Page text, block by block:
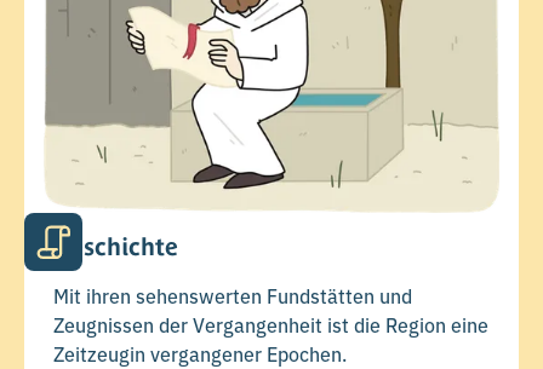
Geschichte
Mit ihren sehenswerten Fundstätten und
Zeugnissen der Vergangenheit ist die Region eine
Zeitzeugin vergangener Epochen.